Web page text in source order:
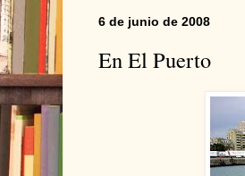
6 de junio de 2008
En El Puerto